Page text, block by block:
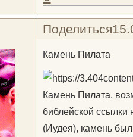
Поделиться
Камень Пилата
Камень Пилата,
библейской
(Иудея), камень